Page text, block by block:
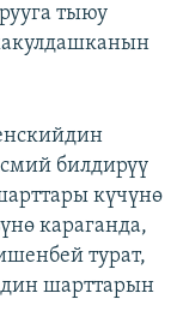
тыюу
билдирүү
күчүнө
караганда,
турат,
шарттарын